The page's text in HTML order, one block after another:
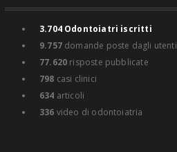
3.704Odontoiatri iscritti
9.757domande poste dagli utenti
77.620 risposte pubblicate
798 casi clinici
634 articoli
336 video di odontoiatria